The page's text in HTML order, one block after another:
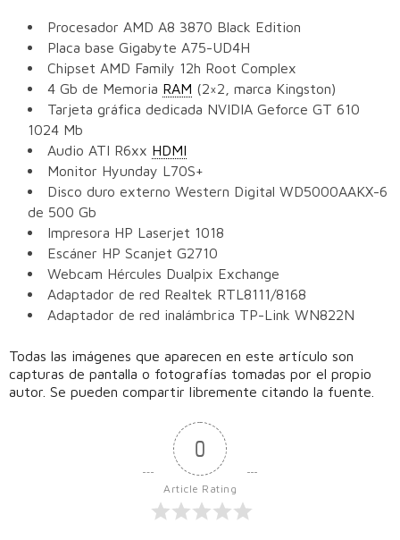
Procesador AMD A8 3870 Black Edition
Placa base Gigabyte A75-UD4H
Chipset AMD Family 12h Root Complex
4 Gb de Memoria RAM (2×2, marca Kingston)
Tarjeta gráfica dedicada NVIDIA Geforce GT 610
1024 Mb
Audio ATI R6xx HDMI
Monitor Hyunday L70S+
Disco duro externo Western Digital WD5000AAKX-6
de 500 Gb
Impresora HP Laserjet 1018
Escáner HP Scanjet G2710
Webcam Hércules Dualpix Exchange
Adaptador de red Realtek RTL8111/8168
Adaptador de red inalámbrica TP-Link WN822N
Todas las imágenes que aparecen en este artículo son
capturas de pantalla o fotografías tomadas por el propio
autor. Se pueden compartir libremente citando la fuente.
0
Article Rating